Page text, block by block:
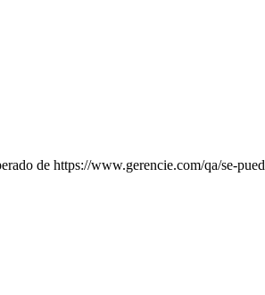
de https://www.gerencie.com/qa/se-